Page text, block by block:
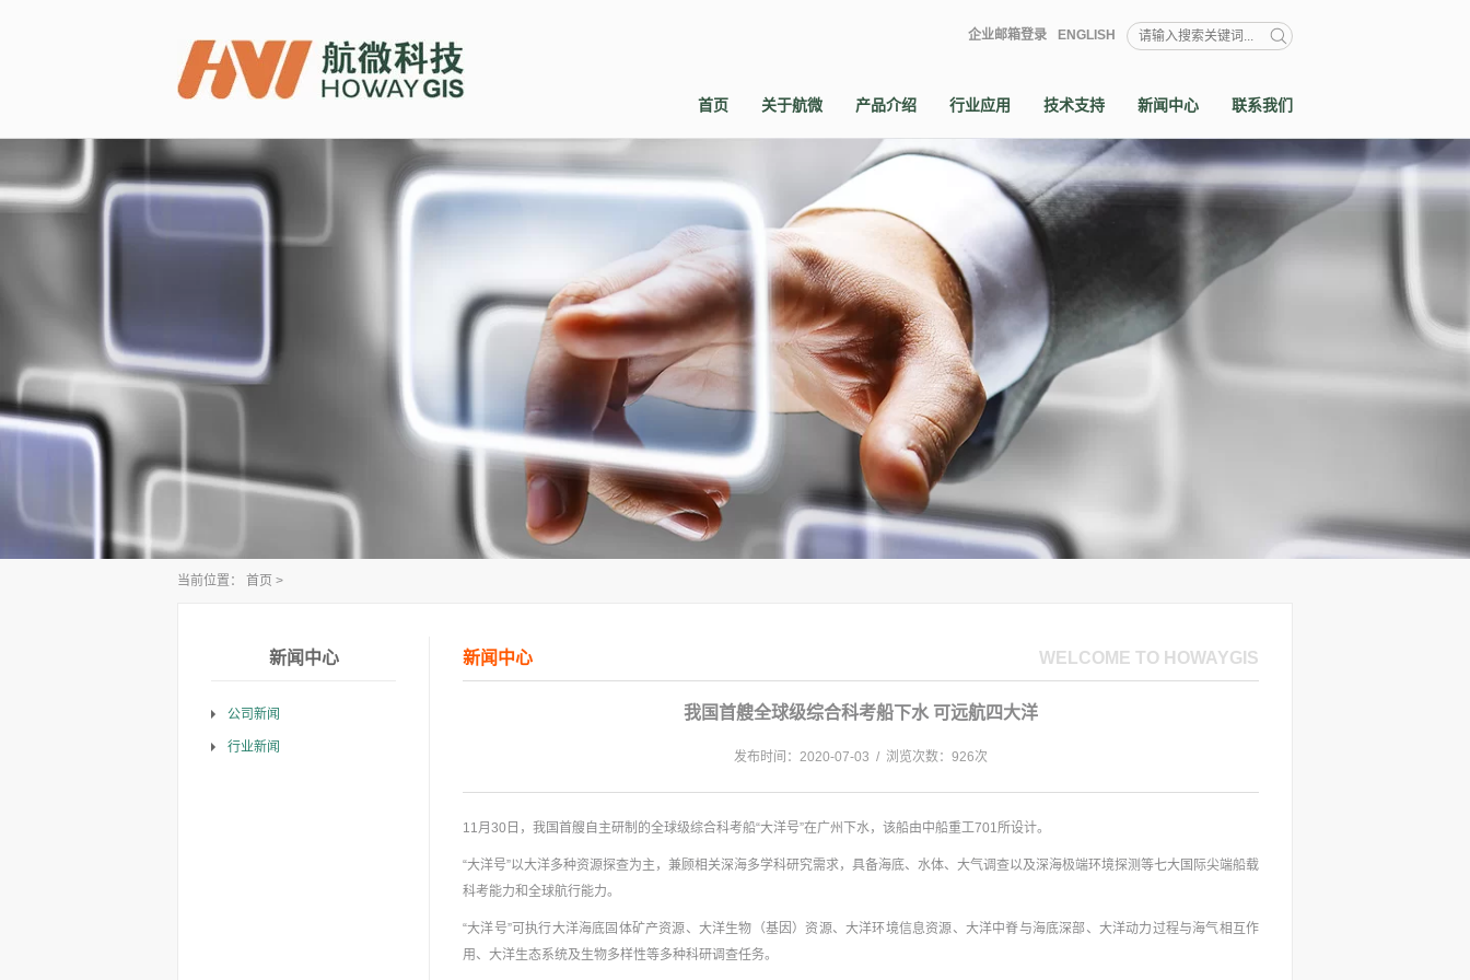
企业邮箱登录 ENGLISH
首页 关于航微 产品介绍 行业应用 技术支持 新闻中心 联系我们
当前位置： 首页 >
新闻中心
公司新闻
行业新闻
新闻中心
我国首艘全球级综合科考船下水 可远航四大洋
发布时间：2020-07-03 / 浏览次数：926次
11月30日，我国首艘自主研制的全球级综合科考船“大洋号”在广州下水，该船由中船重工701所设计。
“大洋号”以大洋多种资源探查为主，兼顾相关深海多学科研究需求，具备海底、水体、大气调查以及深海极端环境探测等七大国际尖端船载
科考能力和全球航行能力。
“大洋号”可执行大洋海底固体矿产资源、大洋生物（基因）资源、大洋环境信息资源、大洋中脊与海底深部、大洋动力过程与海气相互作
用、大洋生态系统及生物多样性等多种科研调查任务。